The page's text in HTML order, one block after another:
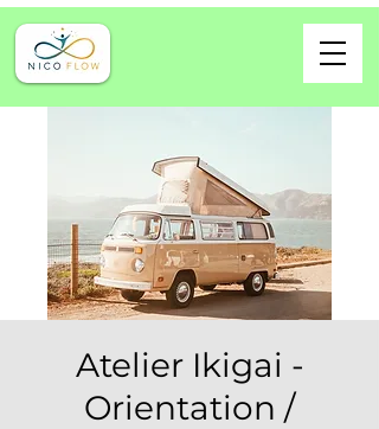
Atelier Ikigai -
Orientation /